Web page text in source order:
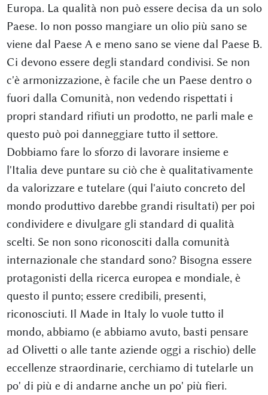
Europa. La qualità non può essere decisa da un solo
Paese. Io non posso mangiare un olio più sano se
viene dal Paese A e meno sano se viene dal Paese B.
Ci devono essere degli standard condivisi. Se non
c'è armonizzazione, è facile che un Paese dentro o
fuori dalla Comunità, non vedendo rispettati i
propri standard rifiuti un prodotto, ne parli male e
questo può poi danneggiare tutto il settore.
Dobbiamo fare lo sforzo di lavorare insieme e
l'Italia deve puntare su ciò che è qualitativamente
da valorizzare e tutelare (qui l'aiuto concreto del
mondo produttivo darebbe grandi risultati) per poi
condividere e divulgare gli standard di qualità
scelti. Se non sono riconosciti dalla comunità
internazionale che standard sono? Bisogna essere
protagonisti della ricerca europea e mondiale, è
questo il punto; essere credibili, presenti,
riconosciuti. Il Made in Italy lo vuole tutto il
mondo, abbiamo (e abbiamo avuto, basti pensare
ad Olivetti o alle tante aziende oggi a rischio) delle
eccellenze straordinarie, cerchiamo di tutelarle un
po' di più e di andarne anche un po' più fieri.